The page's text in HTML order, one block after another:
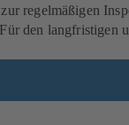
regelmäßigen
den langfristigen